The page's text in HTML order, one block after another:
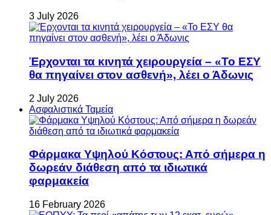
3 July 2026
Έρχονται τα κινητά χειρουργεία – «Το ΕΣΥ
θα πηγαίνει στον ασθενή», λέει ο Άδωνις
2 July 2026
Ασφαλιστικά Ταμεία
Φάρμακα Υψηλού Κόστους: Από σήμερα η
δωρεάν διάθεση από τα ιδιωτικά
φαρμακεία
16 February 2026